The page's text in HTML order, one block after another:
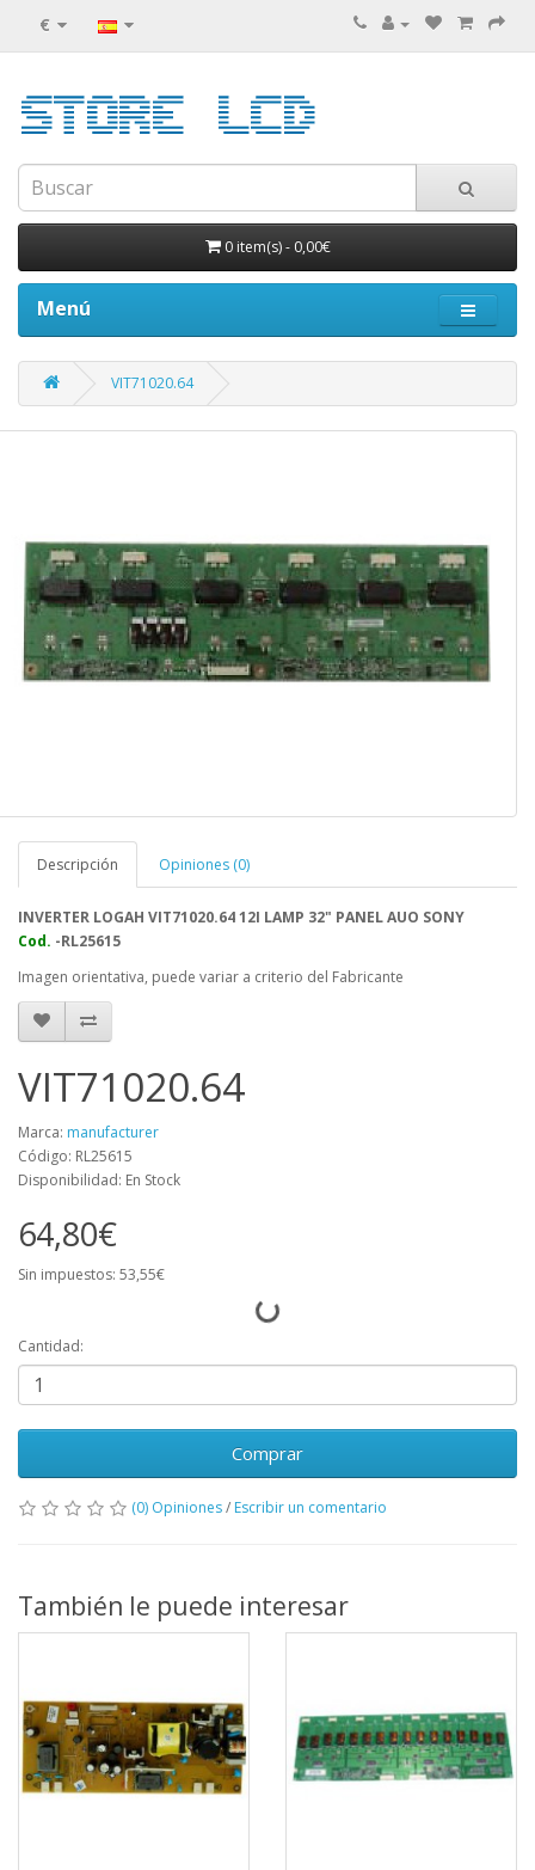
€
0 item(s)- 0,00€
Menú
VIT71020.64
Descripción Opiniones (0)
INVERTER LOGAH VIT71020.64 12I LAMP 32" PANEL AUO SONY
Cod. -RL25615
Imagen orientativa, puede variar a criterio del Fabricante
VIT71020.64
Marca: manufacturer
Código: RL25615
Disponibilidad: En Stock
64,80€
Sin impuestos: 53,55€
Cantidad:
Comprar
(0) Opiniones/ Escribir un comentario
También le puede interesar